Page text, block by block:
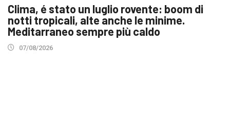
Clima, é stato un luglio rovente: boom di
notti tropicali, alte anche le minime.
Meditarraneo sempre più caldo
07/08/2026